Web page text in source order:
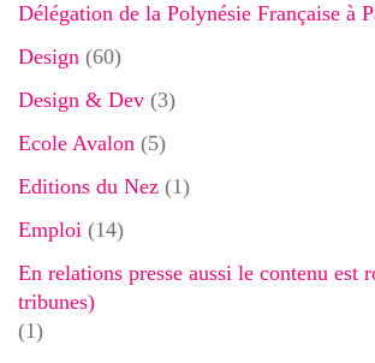
Délégation de la Polynésie Française à
Design (60)
Design & Dev (3)
Ecole Avalon (5)
Editions du Nez (1)
Emploi (14)
En relations presse aussi le contenu est
tribunes)
(1)